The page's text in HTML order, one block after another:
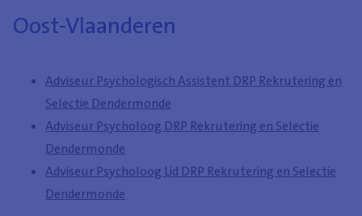
Oost-Vlaanderen
Adviseur Psychologisch Assistent DRP Rekrutering en
Selectie Dendermonde
Adviseur Psycholoog DRP Rekrutering en Selectie
Dendermonde
Adviseur Psycholoog Lid DRP Rekrutering en Selectie
Dendermonde